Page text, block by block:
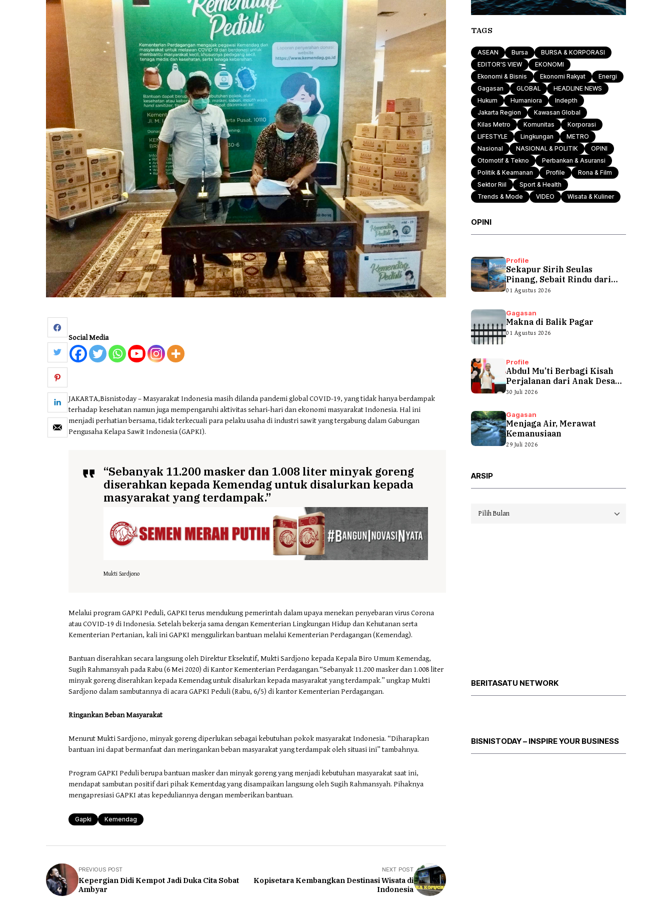
Otomotif & Tekno
Social Media
JAKARTA,Bisnistoday – Masyarakat Indonesia masih dilanda pandemi global COVID-19, yang tidak hanya berdampak
terhadap kesehatan namun juga mempengaruhi aktivitas sehari-hari dan ekonomi masyarakat Indonesia. Hal ini
menjadi perhatian bersama, tidak terkecuali para pelaku usaha di industri sawit yang tergabung dalam Gabungan
Pengusaha Kelapa Sawit Indonesia (GAPKI).
“Sebanyak 11.200 masker dan 1.008 liter minyak goreng
diserahkan kepada Kemendag untuk disalurkan kepada
masyarakat yang terdampak.”
Mukti Sardjono
Melalui program GAPKI Peduli, GAPKI terus mendukung pemerintah dalam upaya menekan penyebaran virus Corona
atau COVID-19 di Indonesia. Setelah bekerja sama dengan Kementerian Lingkungan Hidup dan Kehutanan serta
Kementerian Pertanian, kali ini GAPKI menggulirkan bantuan melalui Kementerian Perdagangan (Kemendag).
Bantuan diserahkan secara langsung oleh Direktur Eksekutif, Mukti Sardjono kepada Kepala Biro Umum Kemendag,
Sugih Rahmansyah pada Rabu (6 Mei 2020) di Kantor Kementerian Perdagangan.“Sebanyak 11.200 masker dan 1.008 liter
minyak goreng diserahkan kepada Kemendag untuk disalurkan kepada masyarakat yang terdampak.” ungkap Mukti
Sardjono dalam sambutannya di acara GAPKI Peduli (Rabu, 6/5) di kantor Kementerian Perdagangan.
Ringankan Beban Masyarakat
Menurut Mukti Sardjono, minyak goreng diperlukan sebagai kebutuhan pokok masyarakat Indonesia. “Diharapkan
bantuan ini dapat bermanfaat dan meringankan beban masyarakat yang terdampak oleh situasi ini” tambahnya.
Program GAPKI Peduli berupa bantuan masker dan minyak goreng yang menjadi kebutuhan masyarakat saat ini,
mendapat sambutan positif dari pihak Kementdag yang disampaikan langsung oleh Sugih Rahmansyah. Pihaknya
mengapresiasi GAPKI atas kepeduliannya dengan memberikan bantuan.
Gapki Kemendag
PREVIOUS POST
Kepergian Didi Kempot Jadi Duka Cita Sobat
Ambyar
NEXT POST
Kopisetara Kembangkan Destinasi Wisata di
Indonesia
TAGS
ASEAN Bursa
BURSA & KORPORASI
EDITOR'S VIEW
EKONOMI
Ekonomi & Bisnis
Ekonomi Rakyat
Energi
Gagasan
GLOBAL
HEADLINE NEWS
Hukum
Humaniora
Indepth
Jakarta Region
Kawasan Global
Kilas Metro
Komunitas
Korporasi
LIFESTYLE
Lingkungan
METRO
Nasional
NASIONAL & POLITIK
OPINI
Otomotif & Tekno
Perbankan & Asuransi
Politik & Keamanan
Profile
Rona & Film
Sektor Riil
Sport & Health
Trends & Mode
VIDEO Wisata & Kuliner
OPINI
Profile
Sekapur Sirih Seulas
Pinang, Sebait Rindu dari
Tepian Teluk
01 Agustus 2026
Gagasan
Makna di Balik Pagar
01 Agustus 2026
Profile
Abdul Mu’ti Berbagi Kisah
Perjalanan dari Anak Desa
hingga...
30 Juli 2026
Gagasan
Menjaga Air, Merawat
Kemanusiaan
29 Juli 2026
ARSIP
Arsip
BERITASATU NETWORK
BISNISTODAY – INSPIRE YOUR BUSINESS